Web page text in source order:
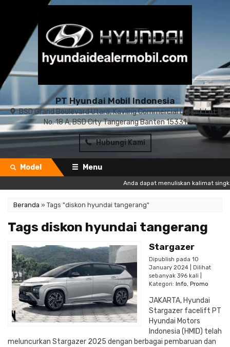
PT Hyundai Mobil Indonesia
BSD Grand Boulevard Utara, Kavling Commercial DePark Lot II
No. 18 A, BSD City Tangerang Banten 15331
Hubungi Kami
Model Menu
Anda dapat menuliskan kalimat
Beranda » Tags "diskon hyundai tangerang"
Tags diskon hyundai tangerang
Stargazer
Dipublish pada 10
January 2024 | Dilihat
sebanyak 396 kali |
Kategori: Info, Promo
JAKARTA, Hyundai
Stargazer facelift PT
Hyundai Motors
Indonesia (HMID) telah
meluncurkan Stargazer 2025 dengan berbagai pembaruan dan